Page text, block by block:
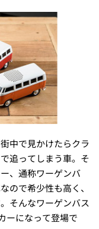
中で見かけたらクラ
追ってしまう車。そ
、通称ワーゲンバ
ので希少性も高く、
そんなワーゲンバス
ーになって登場で